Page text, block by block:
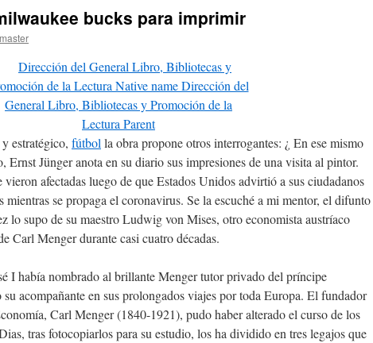
bucks para imprimir
master
estratégico, fútbol la obra propone otros interrogantes: ¿ En ese mismo
Ernst Jünger anota en su diario sus impresiones de una visita al pintor.
vieron afectadas luego de que Estados Unidos advirtió a sus ciudadanos
mientras se propaga el coronavirus. Se la escuché a mi mentor, el difunto
lo supo de su maestro Ludwig von Mises, otro economista austríaco
Carl Menger durante casi cuatro décadas.
I había nombrado al brillante Menger tutor privado del príncipe
acompañante en sus prolongados viajes por toda Europa. El fundador
Carl Menger (1840-1921), pudo haber alterado el curso de los
tras fotocopiarlos para su estudio, los ha dividido en tres legajos que